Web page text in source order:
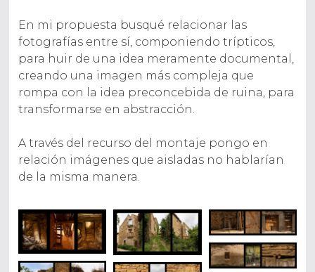
En mi propuesta busqué relacionar las
fotografías entre sí, componiendo trípticos,
para huir de una idea meramente documental,
creando una imagen más compleja que
rompa con la idea preconcebida de ruina, para
transformarse en abstracción.
A través del recurso del montaje pongo en
relación imágenes que aisladas no hablarían
de la misma manera.